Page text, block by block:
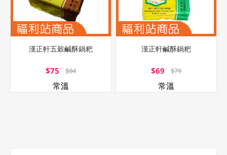
漢正軒五穀鹹酥鍋粑
$75 $84
常溫
漢正軒鹹酥鍋粑
$69 $79
常溫